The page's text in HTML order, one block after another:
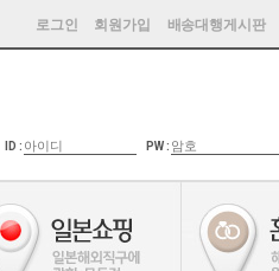
로그인 회원가입 배송대행게시판
ID : PW :